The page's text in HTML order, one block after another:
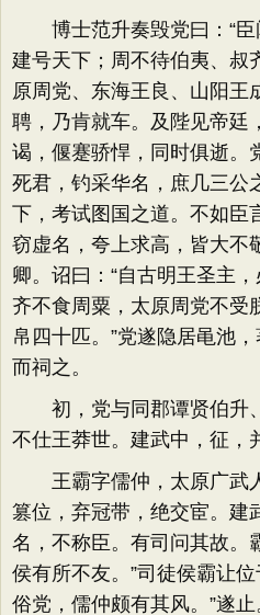
博士范升奏毁党曰：“臣
建号天下；周不待伯夷、叔
原周党、东海王良、山阳王
聘，乃肯就车。及陛见帝廷
谒，偃蹇骄悍，同时俱逝。
死君，钓采华名，庶几三公
下，考试图国之道。不如臣
窃虚名，夸上求高，皆大不
卿。诏曰：“自古明王圣主
齐不食周粟，太原周党不受
帛四十匹。”党遂隐居黾池
而祠之。
初，党与同郡谭贤伯升
不仕王莽世。建武中，征，
王霸字儒仲，太原广武
篡位，弃冠带，绝交宦。建
名，不称臣。有司问其故。
侯有所不友。”司徒侯霸让
俗党，儒仲颇有其风。”遂